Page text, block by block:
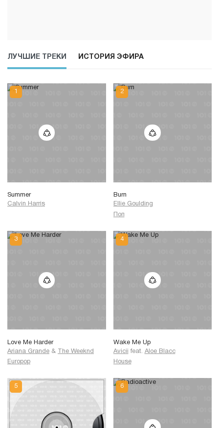
ЛУЧШИЕ ТРЕКИ ИСТОРИЯ ЭФИРА
Summer
Calvin Harris
Burn
Ellie Goulding
Поп
Love Me Harder
Ariana Grande &
The Weeknd
Europop
Wake Me Up
Avicii feat. Aloe Blacc
House